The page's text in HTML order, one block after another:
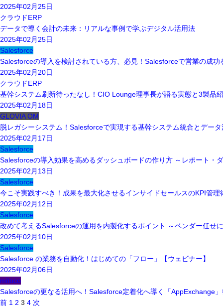
2025年02月25日
クラウドERP
データで導く会計の未来：リアルな事例で学ぶデジタル活用法
2025年02月25日
Salesforce
Salesforceの導入を検討されている方、必見！Salesforceで営業の成
2025年02月20日
クラウドERP
基幹システム刷新待ったなし！CIO Lounge理事長が語る実態と3製品
2025年02月18日
GLOVIA OM
脱レガシーシステム！Salesforceで実現する基幹システム統合とデー
2025年02月17日
Salesforce
Salesforceの導入効果を高めるダッシュボードの作り方 ～レポート・
2025年02月13日
Salesforce
今こそ実践すべき！成果を最大化させるインサイドセールスのKPI管理
2025年02月12日
Salesforce
改めて考えるSalesforceの運用を内製化するポイント ～ベンダー任せ
2025年02月10日
Salesforce
Salesforce の業務を自動化！はじめての「フロー」【ウェビナー】
2025年02月06日
mitoco
Salesforceの更なる活用へ！Salesforce定着化へ導く「AppExchange
前 1 2 3 4 次